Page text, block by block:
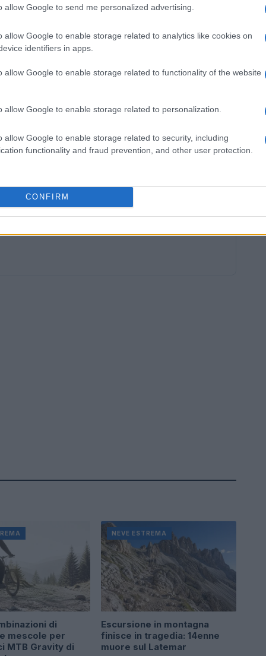
allow Google to send me personalized advertising.
allow Google to enable storage related to analytics like cookies on
identifiers in apps.
allow Google to enable storage related to functionality of the website
allow Google to enable storage related to personalization.
allow Google to enable storage related to security, including
functionality and fraud prevention, and other user protection.
CONFIRM
ai suoi fan: “Courchevel 30 gennaio. Ci
di gioia per i suoi sostenitori, ma anche
a un traguardo storico: la sua centesima
rappresenta una motivazione ulteriore
corso della sua carriera di essere una delle
sarà agguerrita, ma Shiffrin è
riconquistare il podio.
di
mescole per
MTB Gravity di
NEVE ESTREMA
Escursione in montagna
finisce in tragedia: 14enne
muore sul Latemar